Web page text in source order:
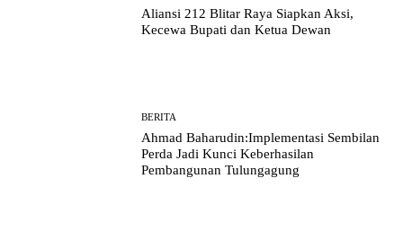
Aliansi 212 Blitar Raya Siapkan Aksi,
Kecewa Bupati dan Ketua Dewan
BERITA
Ahmad Baharudin:Implementasi Sembilan
Perda Jadi Kunci Keberhasilan
Pembangunan Tulungagung